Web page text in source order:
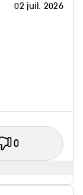
02 juil. 2026
0